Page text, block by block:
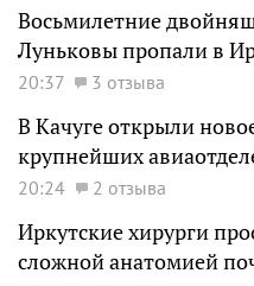
Восьмилетние
Луньковы пропали в
20:37 3 отзыва
В Качуге открыли
крупнейших
20:24 2 отзыва
Иркутские хирурги
сложной анатомией